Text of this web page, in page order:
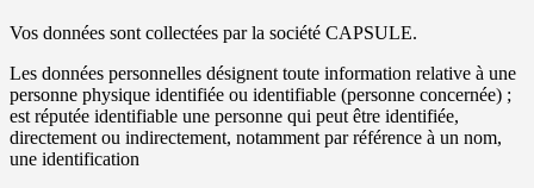
Vos données sont collectées par la société CAPSULE.
Les données personnelles désignent toute information relative à une
personne physique identifiée ou identifiable (personne concernée) ;
est réputée identifiable une personne qui peut être identifiée,
directement ou indirectement, notamment par référence à un nom,
une identification